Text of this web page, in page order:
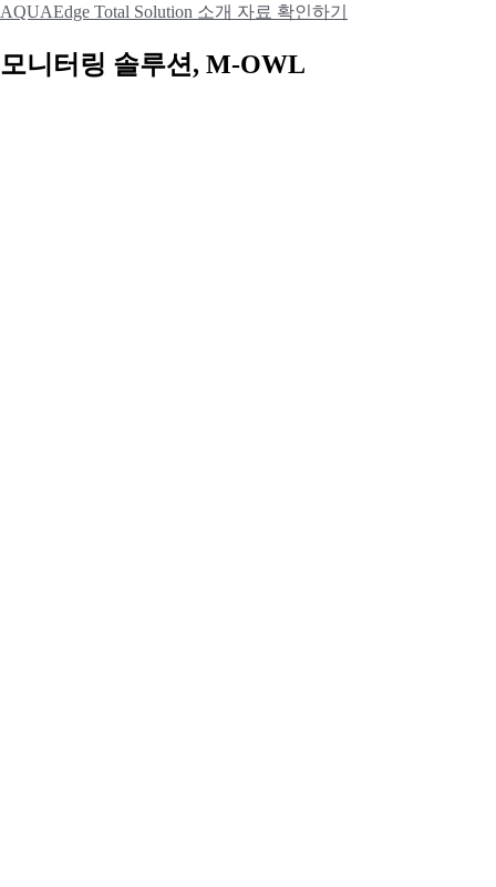
AQUAEdge Total Solution 소개 자료 확인하기
모니터링 솔루션, M-OWL